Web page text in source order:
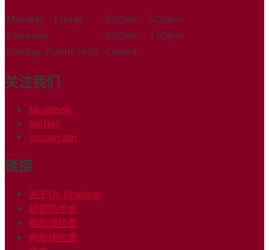
Monday – Friday :
9.00am – 5.00pm
Saturday :
9.00am – 1.00pm
Sunday, Public Hols : Closed
关注我们
facebook
twitter
instagram
链接
关于Dr. Shankar
结直肠手术
腹腔镜检查
内窥镜检查